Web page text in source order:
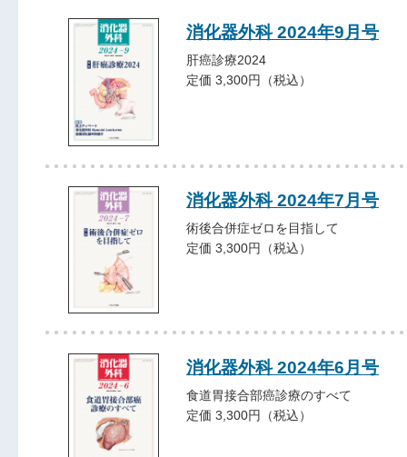
消化器外科 2024年9月号
肝癌診療2024
定価 3,300円（税込）
消化器外科 2024年7月号
術後合併症ゼロを目指して
定価 3,300円（税込）
消化器外科 2024年6月号
食道胃接合部癌診療のすべて
定価 3,300円（税込）